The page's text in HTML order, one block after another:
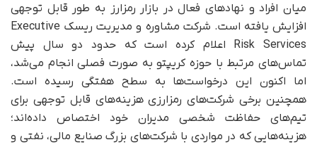
میان افراد و نهادهای فعال در بازار رمزارز به‌ طور قابل‌ توجهی
افزایش یافته است. شرکت مشاوره و مدیریت ریسک Executive
Risk Services اعلام کرده است که حدود دو سال پیش
تماس‌های مرتبط با حوزه کریپتو به‌ صورت فصلی انجام می‌شد،
اما اکنون این درخواست‌ها به سطح هفتگی رسیده است.
همچنین برخی شرکت‌های رمزارزی هزینه‌های قابل‌ توجهی برای
تیم‌های حفاظت شخصی مدیران خود اختصاص داده‌اند؛
هزینه‌هایی که در مواردی با شرکت‌های بزرگ صنایع مالی، نفتی و